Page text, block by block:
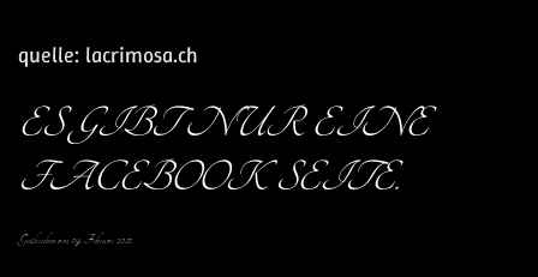
quelle: lacrimosa.ch
ES GIBT NUR EINE
FACEBOOK SEITE.
Geschrieben am09. Februar 2021.